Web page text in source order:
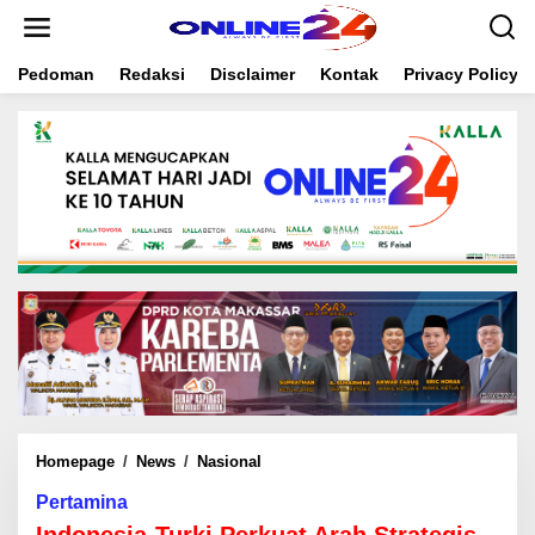
t
Pedoman Redaksi Disclaimer Kontak Privacy Policy
Homepage / News / Nasional
o
Pertamina